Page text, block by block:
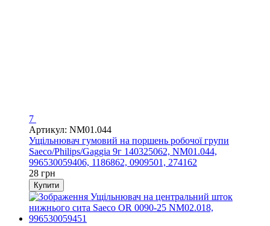
7
Артикул: NM01.044
Ущільнювач гумовий на поршень робочої групи
Saeco/Philips/Gaggia 9г 140325062, NM01.044,
996530059406, 1186862, 0909501, 274162
28 грн
Купити